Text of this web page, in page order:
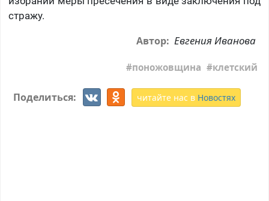
стражу.
Автор: Евгения Иванова
поножовщина клетский
Поделиться: читайте нас в Новостях